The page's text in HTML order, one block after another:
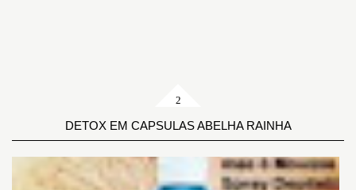
DETOX EM CAPSULAS ABELHA RAINHA